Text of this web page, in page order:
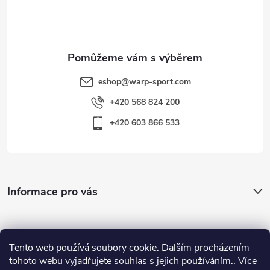
Tento web používá soubory cookie. Dalším procházením
tohoto webu vyjadřujete souhlas s jejich používáním.. Více
eshop@warp-sport.com
+420 568 824 200
+420 603 866 533
Informace pro vás
Nejhledanější